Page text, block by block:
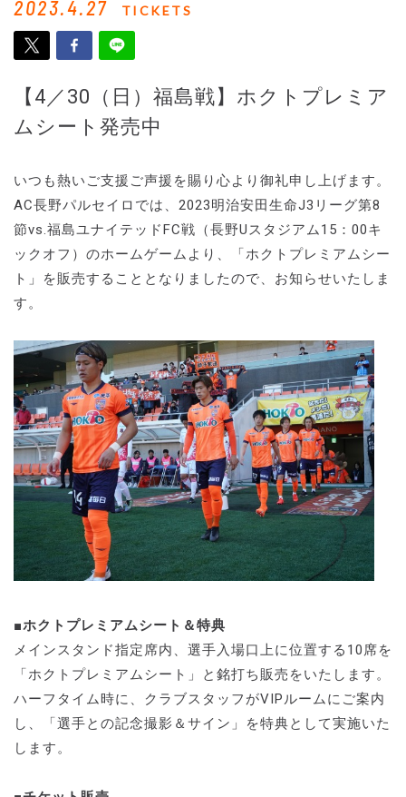
2023.4.27 TICKETS
【4／30（日）福島戦】ホクトプレミア
ムシート発売中
いつも熱いご支援ご声援を賜り心より御礼申し上げます。
AC長野パルセイロでは、2023明治安田生命J3リーグ第8
節vs.福島ユナイテッドFC戦（長野Uスタジアム15：00キ
ックオフ）のホームゲームより、「ホクトプレミアムシー
ト」を販売することとなりましたので、お知らせいたしま
す。
■ホクトプレミアムシート＆特典
メインスタンド指定席内、選手入場口上に位置する10席を
「ホクトプレミアムシート」と銘打ち販売をいたします。
ハーフタイム時に、クラブスタッフがVIPルームにご案内
し、「選手との記念撮影＆サイン」を特典として実施いた
します。